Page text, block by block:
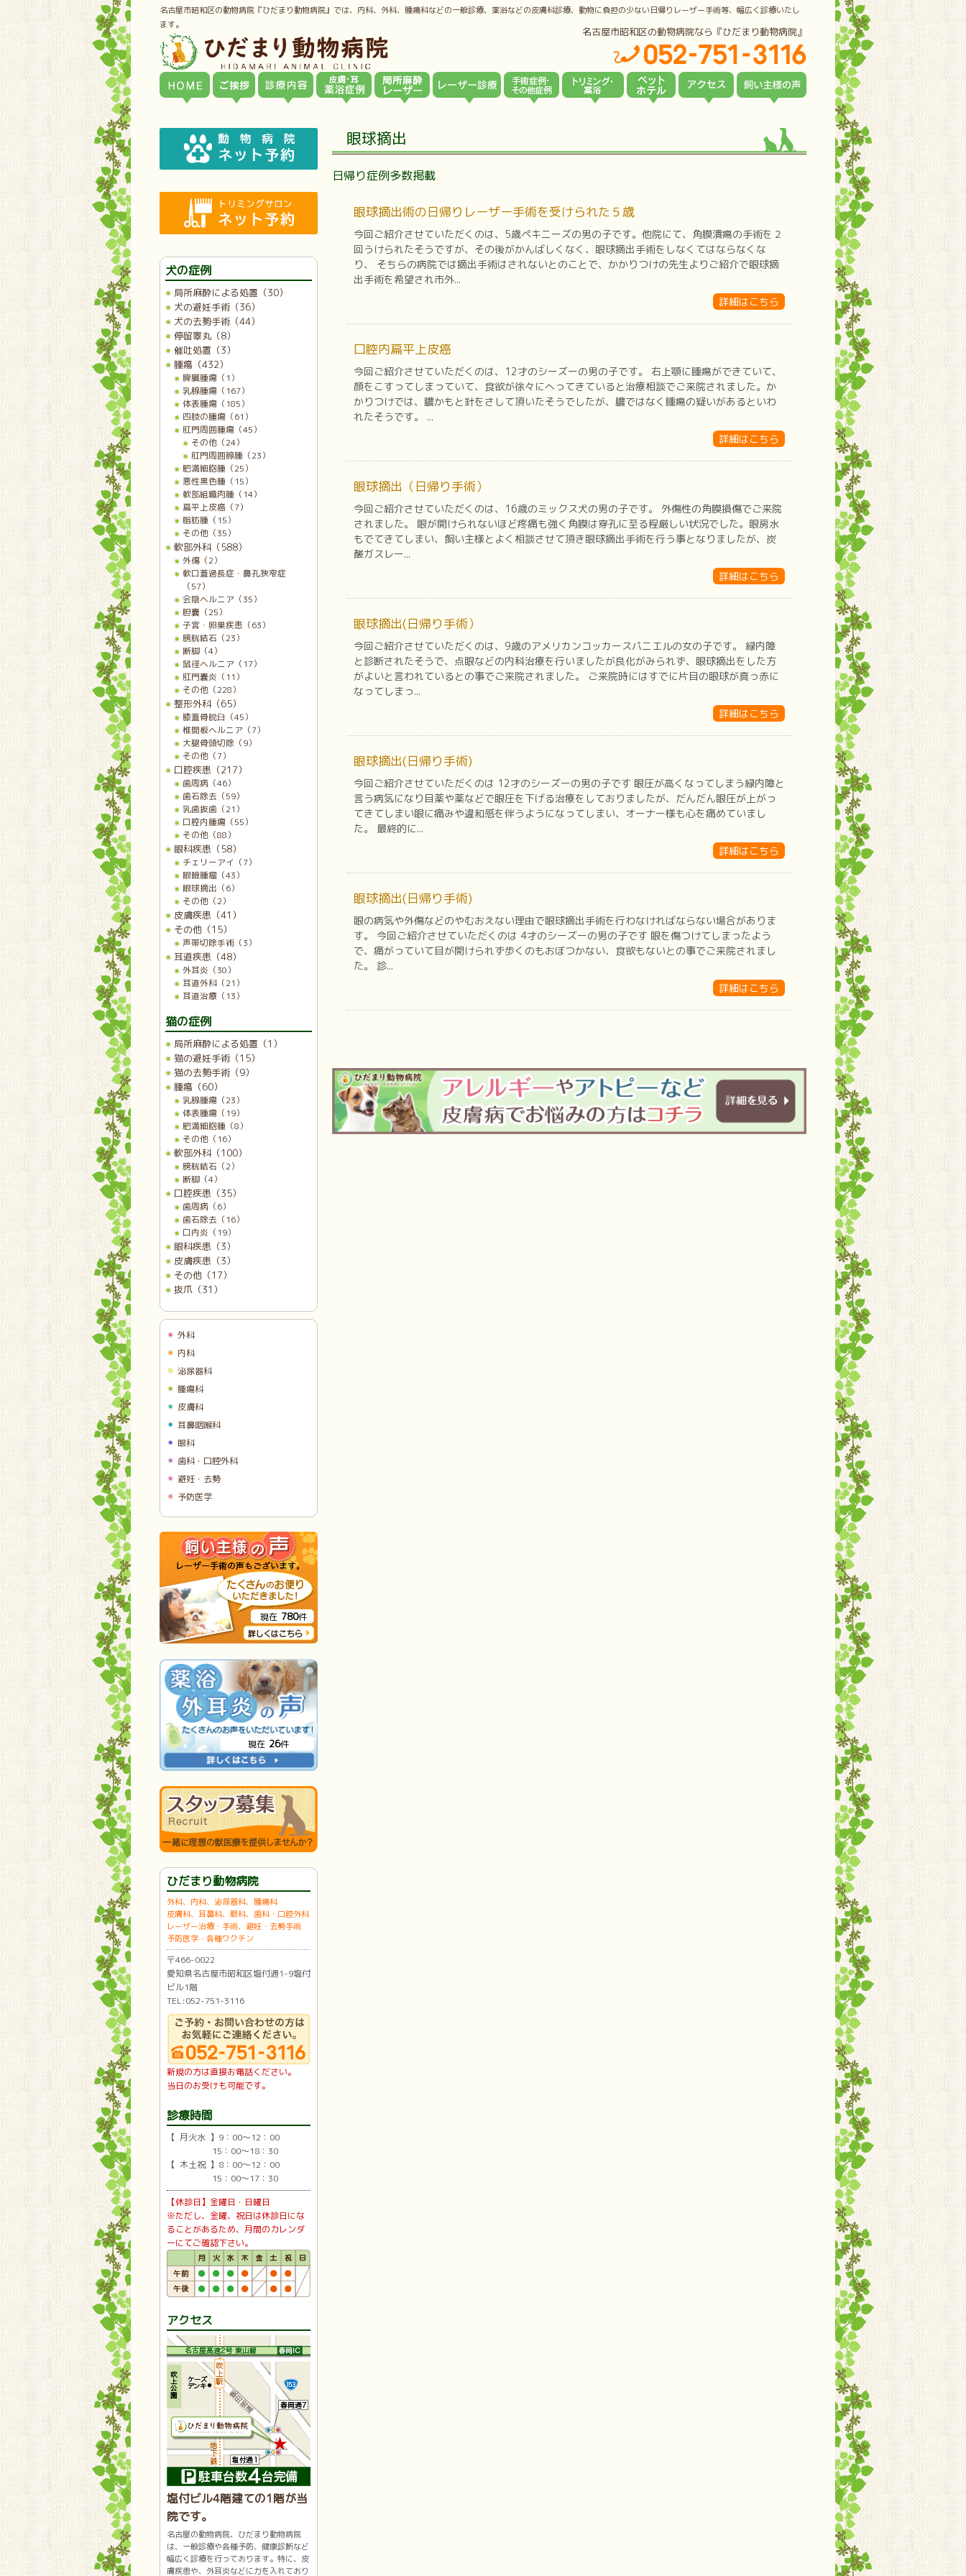
名古屋市昭和区の動物病院『ひだまり動物病院』では、内科、外科、腫瘍科などの一般診療、薬浴などの皮膚科診療、動物に負担の少ない日帰りレーザー手術等、幅広く診療いたし
ます。
名古屋市昭和区の動物病院なら『ひだまり動物病院』
眼球摘出
日帰り症例多数掲載
眼球摘出術の日帰りレーザー手術を受けられた５歳
今回ご紹介させていただくのは、5歳ペキニーズの男の子です。他院にて、角膜潰瘍の手術を２
回うけられたそうですが、その後がかんばしくなく、眼球摘出手術をしなくてはならなくな
り、 そちらの病院では摘出手術はされないとのことで、かかりつけの先生よりご紹介で眼球摘
出手術を希望され市外...
詳細はこちら
口腔内扁平上皮癌
今回ご紹介させていただくのは、12才のシーズーの男の子です。 右上顎に腫瘍ができていて、
顔をこすってしまっていて、食欲が徐々にへってきていると治療相談でご来院されました。か
かりつけでは、膿かもと針をさして頂いたそうでしたが、膿ではなく腫瘍の疑いがあるといわ
れたそうです。 ...
詳細はこちら
眼球摘出（日帰り手術）
今回ご紹介させていただくのは、16歳のミックス犬の男の子です。 外傷性の角膜損傷でご来院
されました。 眼が開けられないほど疼痛も強く角膜は穿孔に至る程厳しい状況でした。眼房水
もでてきてしまい、飼い主様とよく相談させて頂き眼球摘出手術を行う事となりましたが、炭
酸ガスレー...
詳細はこちら
眼球摘出(日帰り手術）
今回ご紹介させていただくのは、9歳のアメリカンコッカースパニエルの女の子です。 緑内障
と診断されたそうで、点眼などの内科治療を行いましたが良化がみられず、眼球摘出をした方
がよいと言われているとの事でご来院されました。 ご来院時にはすでに片目の眼球が真っ赤に
なってしまっ...
詳細はこちら
眼球摘出(日帰り手術)
今回ご紹介させていただくのは 12才のシーズーの男の子です 眼圧が高くなってしまう緑内障と
言う病気になり目薬や薬などで眼圧を下げる治療をしておりましたが、だんだん眼圧が上がっ
てきてしまい眼に痛みや違和感を伴うようになってしまい、オーナー様も心を痛めていまし
た。 最終的に...
詳細はこちら
眼球摘出(日帰り手術)
眼の病気や外傷などのやむおえない理由で眼球摘出手術を行わなければならない場合がありま
す。 今回ご紹介させていただくのは 4才のシーズーの男の子です 眼を傷つけてしまったよう
で、痛がっていて目が開けられず歩くのもおぼつかない、食欲もないとの事でご来院されまし
た。 診...
詳細はこちら
犬の症例
局所麻酔による処置（30）
犬の避妊手術（36）
犬の去勢手術（44）
停留睾丸（8）
催吐処置（3）
腫瘍（432）
脾臓腫瘍（1）
乳腺腫瘍（167）
体表腫瘍（185）
四肢の腫瘍（61）
肛門周囲腫瘍（45）
その他（24）
肛門周囲腺腫（23）
肥満細胞腫（25）
悪性黒色腫（15）
軟部組織肉腫（14）
扁平上皮癌（7）
脂肪腫（15）
その他（35）
軟部外科（588）
外傷（2）
軟口蓋過長症・鼻孔狭窄症
（57）
会陰ヘルニア（35）
胆嚢（25）
子宮・卵巣疾患（63）
膀胱結石（23）
断脚（4）
鼠径ヘルニア（17）
肛門嚢炎（11）
その他（228）
整形外科（65）
膝蓋骨脱臼（45）
椎間板ヘルニア（7）
大腿骨頭切除（9）
その他（7）
口腔疾患（217）
歯周病（46）
歯石除去（59）
乳歯抜歯（21）
口腔内腫瘍（55）
その他（88）
眼科疾患（58）
チェリーアイ（7）
眼瞼腫瘤（43）
眼球摘出（6）
その他（2）
皮膚疾患（41）
その他（15）
声帯切除手術（3）
耳道疾患（48）
外耳炎（30）
耳道外科（21）
耳道治療（13）
猫の症例
局所麻酔による処置（1）
猫の避妊手術（15）
猫の去勢手術（9）
腫瘍（60）
乳腺腫瘍（23）
体表腫瘍（19）
肥満細胞腫（8）
その他（16）
軟部外科（100）
膀胱結石（2）
断脚（4）
口腔疾患（35）
歯周病（6）
歯石除去（16）
口内炎（19）
眼科疾患（3）
皮膚疾患（3）
その他（17）
抜爪（31）
外科
内科
泌尿器科
腫瘍科
皮膚科
耳鼻咽喉科
眼科
歯科・口腔外科
避妊・去勢
予防医学
現在 780件
現在 26件
ひだまり動物病院
外科、内科、泌尿器科、腫瘍科
皮膚科、耳鼻科、眼科、歯科・口腔外科
レーザー治療・手術、避妊・去勢手術
予防医学・各種ワクチン
〒466-0022
愛知県名古屋市昭和区塩付通1-9塩付
ビル1階
TEL:052-751-3116
新規の方は直接お電話ください。
当日のお受けも可能です。
診療時間
【 月火水 】9：00〜12：00
15：00〜18：30
【 木土祝 】8：00〜12：00
15：00〜17：30
【休診日】金曜日・日曜日
※ただし、金曜、祝日は休診日にな
ることがあるため、月間のカレンダ
ーにてご確認下さい。
アクセス
塩付ビル4階建ての1階が当
院です。
名古屋の動物病院、ひだまり動物病院
は、一般診療や各種予防、健康診断など
幅広く診療を行っております。特に、皮
膚疾患や、外耳炎などに力を入れており